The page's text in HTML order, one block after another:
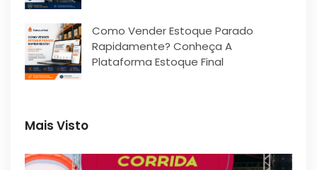
Como Vender Estoque Parado
Rapidamente? Conheça A
Plataforma Estoque Final
Mais Visto